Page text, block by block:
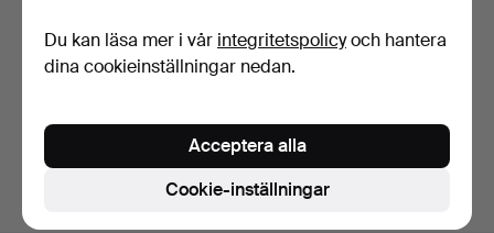
Du kan också söka ivårt arkiv med avslutade auktioner
Du kan läsa mer i vår integritetspolicyoch hantera
dina cookieinställningar nedan.
Cookie-inställningar
Acceptera alla